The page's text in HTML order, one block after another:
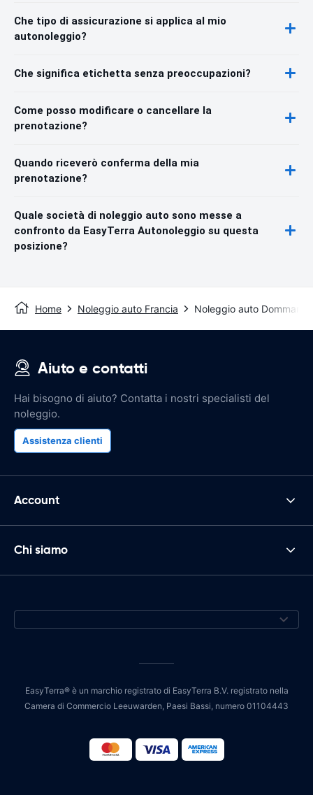
Che tipo di assicurazione si applica al mio
autonoleggio?
Che significa etichetta senza preoccupazioni?
Come posso modificare o cancellare la
prenotazione?
Quando riceverò conferma della mia
prenotazione?
Quale società di noleggio auto sono messe a
confronto da EasyTerra Autonoleggio su questa
posizione?
Home Noleggio auto Francia Noleggio auto
Aiuto e contatti
Hai bisogno di aiuto? Contatta i nostri specialisti del
noleggio.
Assistenza clienti
Account
Chi siamo
EasyTerra® è un marchio registrato di EasyTerra B.V. registrato nella
Camera di Commercio Leeuwarden, Paesi Bassi, numero 01104443